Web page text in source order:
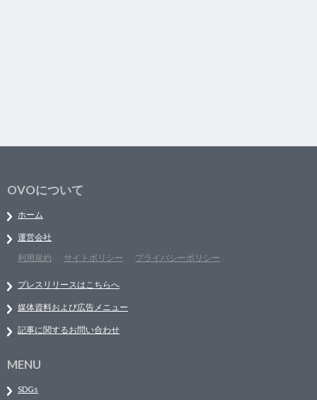
OVOについて
ホーム
運営会社
利用規約
サイトポリシー プライバシーポリシー
プレスリリースはこちらへ
媒体資料および広告メニュー
記事に関するお問い合わせ
MENU
SDGs